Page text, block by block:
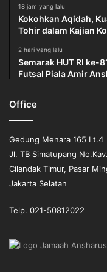
Pendidikan modern
pengetahuan
berdiri sendiri,
dan teknologi
produk akal manusia,
Pencipta segala ilmu.
memiliki landasan etis
menggunakan
menipu sesama, atau
tujuan akhirnya
bukan keridhaan
2. Reduksi Tujuan
18 jam yang lalu
Kokohkan Aqidah,
Tohir dalam Kajian
2 hari yang lalu
Semarak HUT RI ke-
Futsal Piala Amir
Office
Gedung Menara 165 Lt.4
Jl. TB Simatupang
Cilandak Timur, Pasar
Jakarta Selatan
Telp. 021-50812022